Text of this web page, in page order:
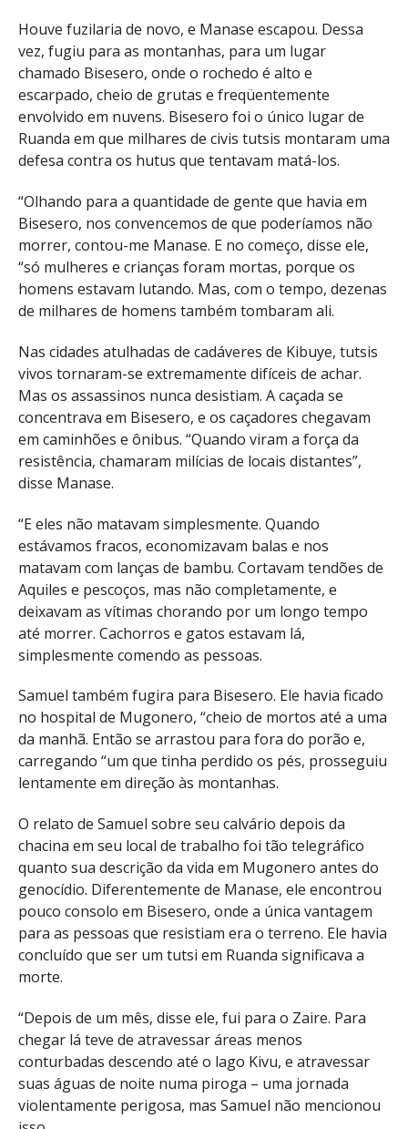
Houve fuzilaria de novo, e Manase escapou. Dessa
vez, fugiu para as montanhas, para um lugar
chamado Bisesero, onde o rochedo é alto e
escarpado, cheio de grutas e freqüentemente
envolvido em nuvens. Bisesero foi o único lugar de
Ruanda em que milhares de civis tutsis montaram uma
defesa contra os hutus que tentavam matá-los.
“Olhando para a quantidade de gente que havia em
Bisesero, nos convencemos de que poderíamos não
morrer, contou-me Manase. E no começo, disse ele,
“só mulheres e crianças foram mortas, porque os
homens estavam lutando. Mas, com o tempo, dezenas
de milhares de homens também tombaram ali.
Nas cidades atulhadas de cadáveres de Kibuye, tutsis
vivos tornaram-se extremamente difíceis de achar.
Mas os assassinos nunca desistiam. A caçada se
concentrava em Bisesero, e os caçadores chegavam
em caminhões e ônibus. “Quando viram a força da
resistência, chamaram milícias de locais distantes”,
disse Manase.
“E eles não matavam simplesmente. Quando
estávamos fracos, economizavam balas e nos
matavam com lanças de bambu. Cortavam tendões de
Aquiles e pescoços, mas não completamente, e
deixavam as vítimas chorando por um longo tempo
até morrer. Cachorros e gatos estavam lá,
simplesmente comendo as pessoas.
Samuel também fugira para Bisesero. Ele havia ficado
no hospital de Mugonero, “cheio de mortos até a uma
da manhã. Então se arrastou para fora do porão e,
carregando “um que tinha perdido os pés, prosseguiu
lentamente em direção às montanhas.
O relato de Samuel sobre seu calvário depois da
chacina em seu local de trabalho foi tão telegráfico
quanto sua descrição da vida em Mugonero antes do
genocídio. Diferentemente de Manase, ele encontrou
pouco consolo em Bisesero, onde a única vantagem
para as pessoas que resistiam era o terreno. Ele havia
concluído que ser um tutsi em Ruanda significava a
morte.
“Depois de um mês, disse ele, fui para o Zaire. Para
chegar lá teve de atravessar áreas menos
conturbadas descendo até o lago Kivu, e atravessar
suas águas de noite numa piroga – uma jornada
violentamente perigosa, mas Samuel não mencionou